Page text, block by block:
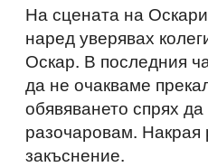
На сцената на
наред уверявах
Оскар. В последния
да не очакваме
обявяването спрях
разочаровам. Накрая
закъснение.